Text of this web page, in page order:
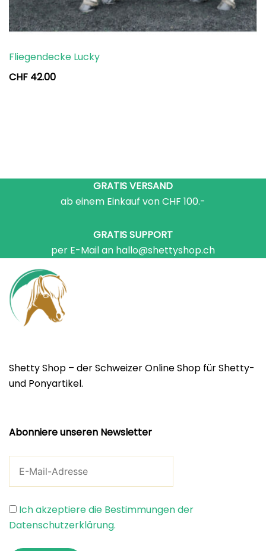
Fliegendecke Lucky
CHF 42.00
GRATIS VERSAND
ab einem Einkauf von CHF 100.-
GRATIS SUPPORT
per E-Mail an hallo@shettyshop.ch
Shetty Shop – der Schweizer Online Shop für Shetty-
und Ponyartikel.
Abonniere unseren Newsletter
Ich akzeptiere die Bestimmungen der
Datenschutzerklärung.